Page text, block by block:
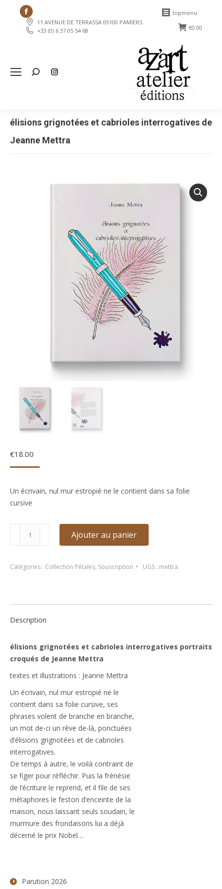
Facebook
page
opens
window
11 AVENUE DE TERRASSA 09100 PAMIERS
+33 (0) 6 37 05 54 68
topmenu
€0.00
Search:
élisions grignotées et cabrioles interrogatives de
Jeanne Mettra
€18.00
Un écrivain, nul mur estropié ne le contient dans sa folie
cursive
grignotées
Jeanne
Ajouter au panier
Catégories : Collection Pétales, Souscription UGS : mettra
Description
élisions grignotées et cabrioles interrogatives portraits
croqués de Jeanne Mettra
textes et illustrations : Jeanne Mettra
Un écrivain, nul mur estropié ne le
contient dans sa folie cursive, ses
phrases volent de branche en branche,
un mot de-ci un rêve de-là, ponctuées
d’élisions grignotées et de cabrioles
interrogatives.
De temps à autre, le voilà contraint de
se figer pour réfléchir. Puis la frénésie
de l’écriture le reprend, et il file de ses
métaphores le feston d’enceinte de la
maison, nous laissant seuls soudain, le
murmure des frondaisons lui a déjà
décerné le prix Nobel…
Parution 2026